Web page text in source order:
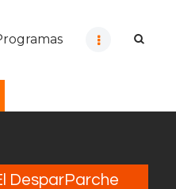
DesparParche